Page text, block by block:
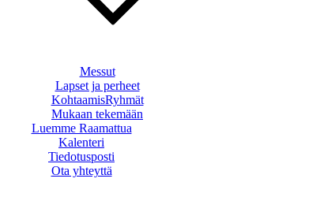
Messut
Lapset ja perheet
KohtaamisRyhmät
Mukaan tekemään
Luemme Raamattua
Kalenteri
Tiedotusposti
Ota yhteyttä